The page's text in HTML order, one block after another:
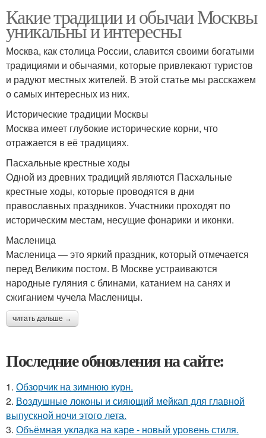
Какие традиции и обычаи Москвы
уникальны и интересны
Москва, как столица России, славится своими богатыми
традициями и обычаями, которые привлекают туристов
и радуют местных жителей. В этой статье мы расскажем
о самых интересных из них.
Исторические традиции Москвы
Москва имеет глубокие исторические корни, что
отражается в её традициях.
Пасхальные крестные ходы
Одной из древних традиций являются Пасхальные
крестные ходы, которые проводятся в дни
православных праздников. Участники проходят по
историческим местам, несущие фонарики и иконки.
Масленица
Масленица — это яркий праздник, который отмечается
перед Великим постом. В Москве устраиваются
народные гуляния с блинами, катанием на санях и
сжиганием чучела Масленицы.
читать дальше →
Последние обновления на сайте:
1. Обзорчик на зимнюю курн.
2. Воздушные локоны и сияющий мейкап для главной
выпускной ночи этого лета.
3. Объёмная укладка на каре - новый уровень стиля.